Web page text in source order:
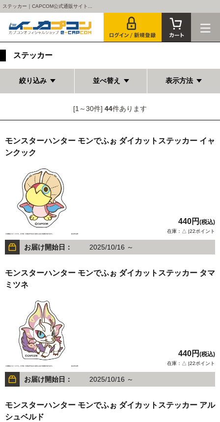
ステッカー｜CAPCOM公式通販サイト...
ステッカー
絞り込み 並べ替え 表示方法
[1～30件] 44件あります
モンスターハンター モンでふぉ ダイカットステッカー イャ
ンクック
440円 (税込)
在庫：△ |22ポイント
お届け開始日： 2025/10/16 ～
モンスターハンター モンでふぉ ダイカットステッカー タマ
ミツネ
440円 (税込)
在庫：△ |22ポイント
お届け開始日： 2025/10/16 ～
モンスターハンター モンでふぉ ダイカットステッカー アル
シュベルド